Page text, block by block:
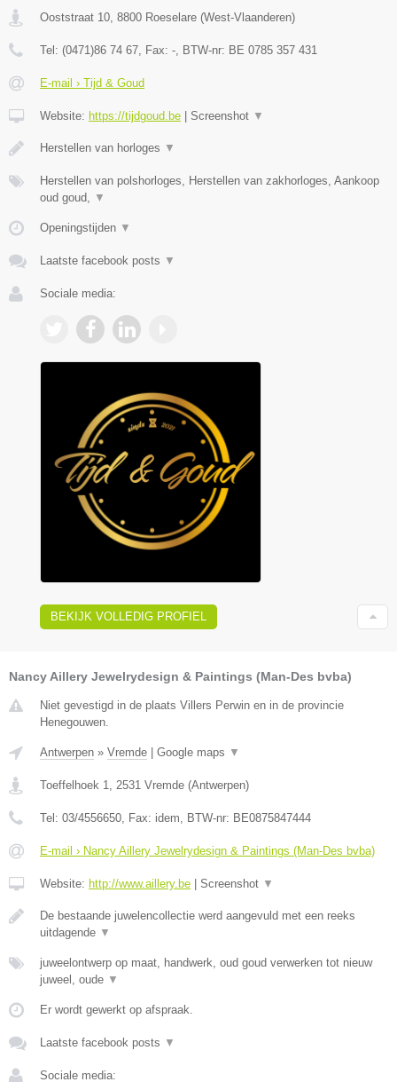
Ooststraat 10 8800 Roeselare (West-Vlaanderen)
Tel: (0471)86 74 67 , Fax: - , BTW-nr: BE 0785 357 431
E-mail › Tijd & Goud
Website: https://tijdgoud.be | Screenshot ▼
Herstellen van horloges ▼
Herstellen van polshorloges, Herstellen van zakhorloges, Aankoop
oud goud,
▼
Openingstijden ▼
Laatste facebook posts ▼
Sociale media:
BEKIJK VOLLEDIG PROFIEL
Nancy Aillery Jewelrydesign & Paintings (Man-Des bvba)
Niet gevestigd in de plaats Villers Perwin en in de provincie
Henegouwen.
Antwerpen » Vremde | Google maps ▼
Toeffelhoek 1 2531 Vremde (Antwerpen)
Tel: 03/4556650 , Fax: idem , BTW-nr: BE0875847444
E-mail › Nancy Aillery Jewelrydesign & Paintings (Man-Des bvba)
Website: http://www.aillery.be | Screenshot ▼
De bestaande juwelencollectie werd aangevuld met een reeks
uitdagende ▼
juweelontwerp op maat, handwerk, oud goud verwerken tot nieuw
juweel, oude ▼
Er wordt gewerkt op afspraak.
Laatste facebook posts ▼
Sociale media: